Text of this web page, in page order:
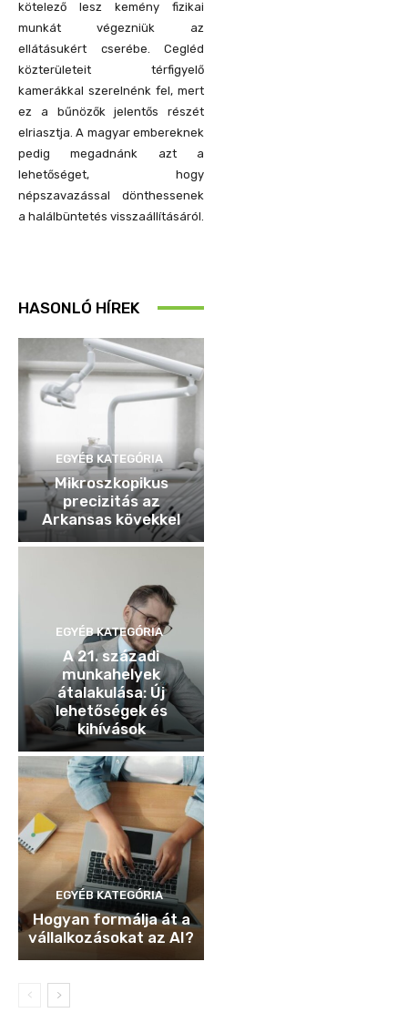
kötelező lesz kemény fizikai
munkát végezniük az
ellátásukért cserébe. Cegléd
közterületeit térfigyelő
kamerákkal szerelnénk fel, mert
ez a bűnözők jelentős részét
elriasztja. A magyar embereknek
pedig megadnánk azt a
lehetőséget, hogy
népszavazással dönthessenek
a halálbüntetés visszaállításáról.
HASONLÓ HÍREK
EGYÉB KATEGÓRIA
Mikroszkopikus
precizitás az
Arkansas kövekkel
EGYÉB KATEGÓRIA
A 21. századi
munkahelyek
átalakulása: Új
lehetőségek és
kihívások
EGYÉB KATEGÓRIA
Hogyan formálja át a
vállalkozásokat az AI?